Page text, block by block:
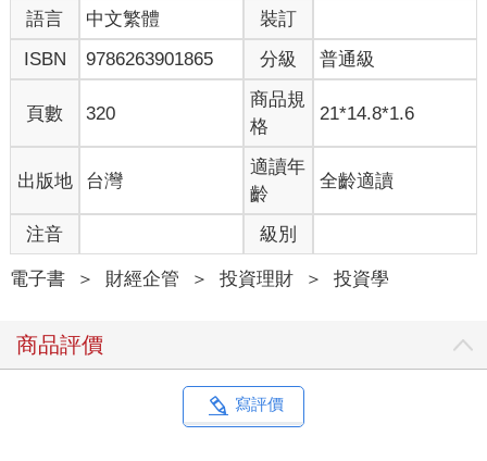
語言 中文繁體
裝訂
ISBN
9786263901865 分級 普通級
頁數 320
商品規
格
21*14.8*1.6
出版地 台灣
適讀年
齡
全齡適讀
注音 級別
電子書 ＞ 財經企管 ＞ 投資理財 ＞ 投資學
商品評價
寫評價